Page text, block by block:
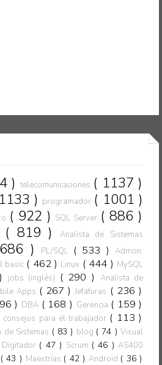
) telecomunicaciones ( 1137 )
) programador ( 1001 )
( 922 ) SQL Server ( 886 )
( 819 ) Analista de Sistemas
) PL/SQL ( 533 )Admon.
basic ( 462 ) Linux ( 444 ) MySQL
jobs (inglés) ( 290 )
Analista de
Apps ( 267 )Jefaturas ( 236 )
) DBA ( 168 ) Gerencia ( 159 )
consejos para el trabajador ( 113 )
de Sistemas ( 83 ) blog ( 74 )Visual
Digitador ( 47 ) Scrum ( 46 ) AS400
( 43 ) Maestrías ( 42 ) Android ( 36 )